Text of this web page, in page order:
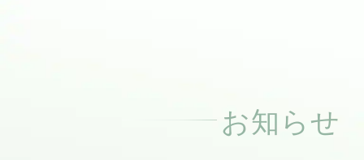
お知らせ